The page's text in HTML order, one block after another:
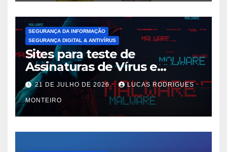
SEGURANÇA DA INFORMAÇÃO
SEGURANÇA DIGITAL & ANTIVÍRUS
Sites para teste de
Assinaturas de Vírus e
Malwares
21 DE JULHO DE 2026 LUCAS RODRIGUES
MONTEIRO